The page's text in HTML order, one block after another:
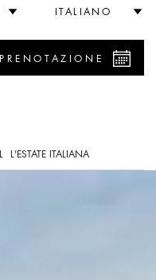
ITALIANO
PRENOTAZIONE
L'ESTATE ITALIANA